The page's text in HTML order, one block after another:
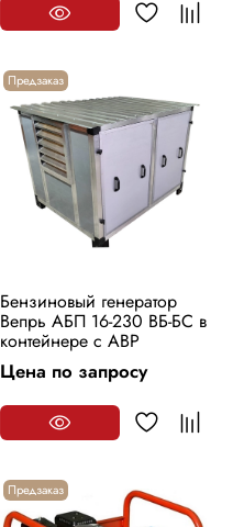
Предзаказ
Бензиновый генератор
Вепрь АБП 16-230 ВБ-БС в
контейнере с АВР
Цена по запросу
Предзаказ